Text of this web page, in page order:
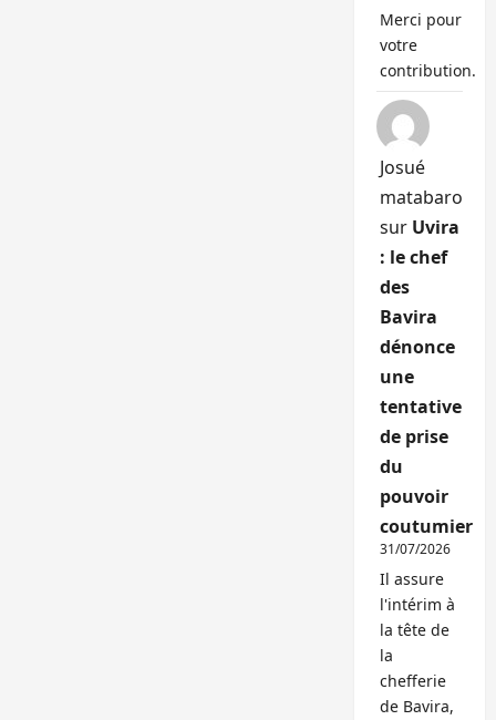
Merci pour
votre
contribution.
Josué
matabaro
sur Uvira
: le chef
des
Bavira
dénonce
une
tentative
de prise
du
pouvoir
coutumier
31/07/2026
Il assure
l'intérim à
la tête de
la
chefferie
de Bavira,